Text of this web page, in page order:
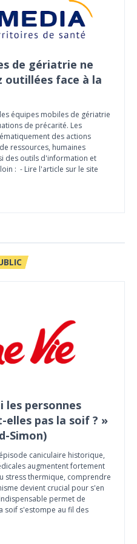
de gériatrie ne
outillées face à la
équipes mobiles de gériatrie
de précarité. Les
des actions
ressources, humaines
des outils d'information et
: - Lire l'article sur le site
les personnes
pas la soif ? »
Simon)
caniculaire historique,
augmentent fortement
stress thermique, comprendre
devient crucial pour s'en
permet de
soif s'estompe au fil des